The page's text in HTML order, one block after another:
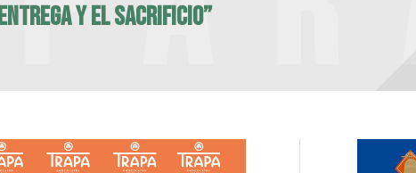
y el sacrificio”